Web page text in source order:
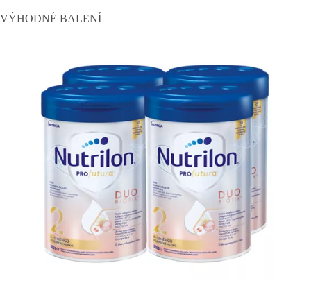
VÝHODNÉ BALENÍ